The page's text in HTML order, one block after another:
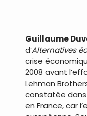
Guillaume
d’Alternatives
crise
2008 avant
Lehman
constatée dans
en France, car